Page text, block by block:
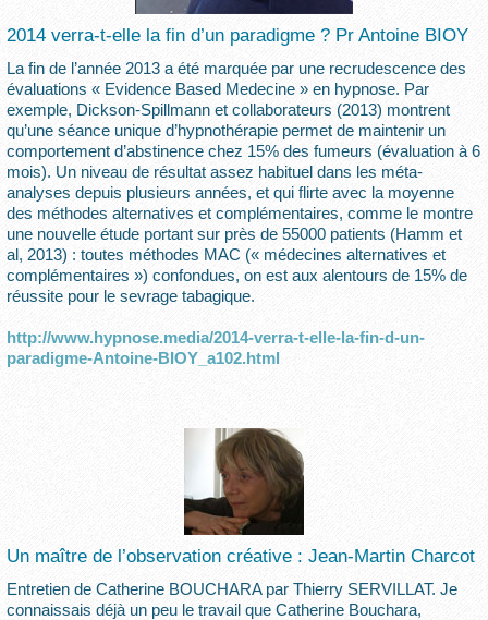
2014 verra-t-elle la fin d’un paradigme ? Pr Antoine BIOY
La fin de l’année 2013 a été marquée par une recrudescence des
évaluations « Evidence Based Medecine » en hypnose. Par
exemple, Dickson-Spillmann et collaborateurs (2013) montrent
qu’une séance unique d’hypnothérapie permet de maintenir un
comportement d’abstinence chez 15% des fumeurs (évaluation à 6
mois). Un niveau de résultat assez habituel dans les méta-
analyses depuis plusieurs années, et qui flirte avec la moyenne
des méthodes alternatives et complémentaires, comme le montre
une nouvelle étude portant sur près de 55000 patients (Hamm et
al, 2013) : toutes méthodes MAC (« médecines alternatives et
complémentaires ») confondues, on est aux alentours de 15% de
réussite pour le sevrage tabagique.
http://www.hypnose.media/2014-verra-t-elle-la-fin-d-un-
paradigme-Antoine-BIOY_a102.html
Un maître de l’observation créative : Jean-Martin Charcot
Entretien de Catherine BOUCHARA par Thierry SERVILLAT. Je
connaissais déjà un peu le travail que Catherine Bouchara,